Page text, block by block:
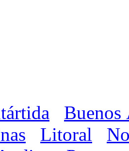
Buenos
Litoral